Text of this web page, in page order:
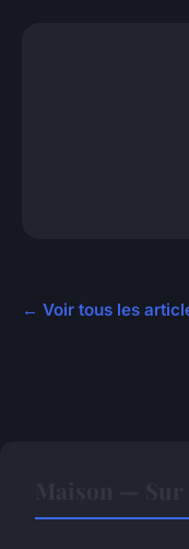
← Voir tous les